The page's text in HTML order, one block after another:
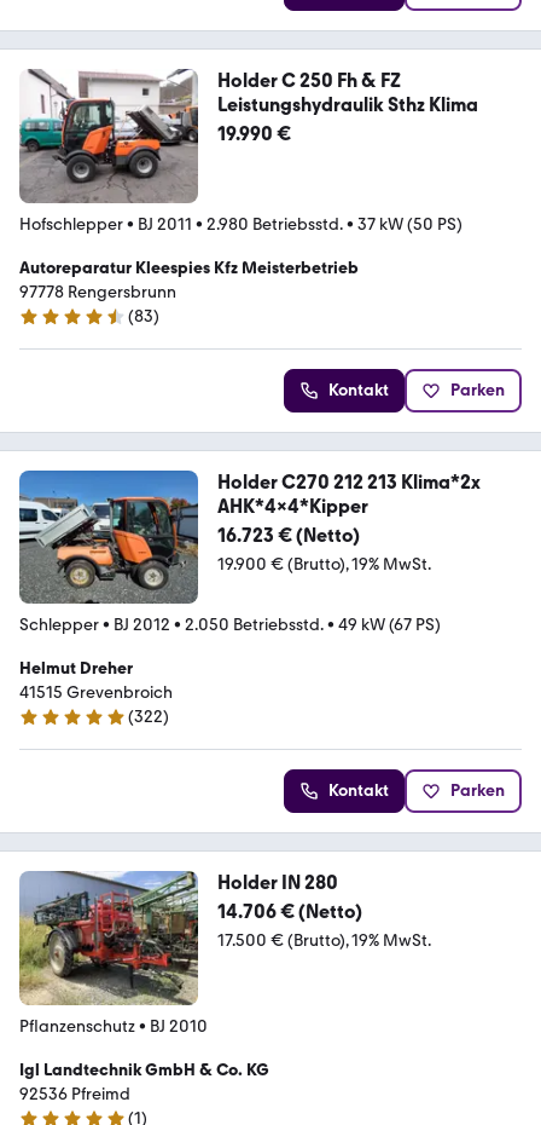
Holder C 250 Fh & FZ
Leistungshydraulik Sthz Klima
19.990 €
Hofschlepper• BJ 2011 • 2.980 Betriebsstd.• 37 kW (50 PS)
Autoreparatur Kleespies Kfz Meisterbetrieb
97778 Rengersbrunn
4.6 Sterne
(83)
Kontakt Parken
Holder C270 212 213 Klima*2x
AHK*4x4*Kipper
16.723 € (Netto)
19.900 € (Brutto) 19% MwSt.
Schlepper• BJ 2012 • 2.050 Betriebsstd.• 49 kW (67 PS)
Helmut Dreher
41515 Grevenbroich
4.9 Sterne
(322)
Kontakt Parken
Holder IN 280
14.706 € (Netto)
17.500 € (Brutto) 19% MwSt.
Pflanzenschutz• BJ 2010
Igl Landtechnik GmbH & Co. KG
92536 Pfreimd
(1)